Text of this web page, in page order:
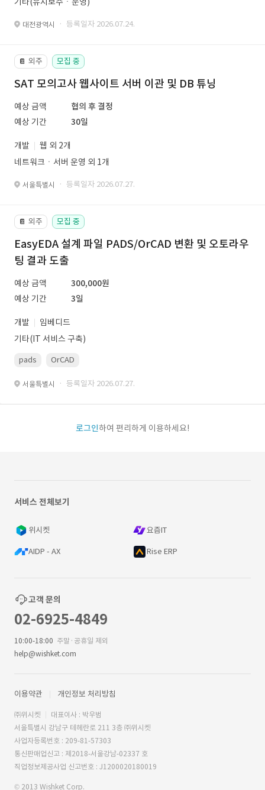
대전광역시 · 등록일자 2026.07.24.
📔 외주 모집 중
SAT 모의고사 웹사이트 서버 이관 및 DB 튜닝
예상 금액
협의 후 결정
예상 기간
30일
개발
웹 외 2개
네트워크ㆍ서버 운영 외 1개
서울특별시 · 등록일자 2026.07.27.
📔 외주 모집 중
EasyEDA 설계 파일 PADS/OrCAD 변환 및 오토라우
팅 결과 도출
예상 금액
300,000원
예상 기간
3일
개발
임베디드
기타(IT 서비스 구축)
pads OrCAD
서울특별시 · 등록일자 2026.07.27.
로그인하여 편리하게 이용하세요!
서비스 전체보기
위시켓 요즘IT
AIDP - AX Rise ERP
고객 문의
02-6925-4849
10:00-18:00 주말·공휴일 제외
help@wishket.com
이용약관 개인정보 처리방침
㈜위시켓
대표이사 : 박우범
서울특별시 강남구 테헤란로 211 3층 ㈜위시켓
사업자등록번호 : 209-81-57303
통신판매업신고 : 제2018-서울강남-02337 호
직업정보제공사업 신고번호 : J1200020180019
© 2013 Wishket Corp.